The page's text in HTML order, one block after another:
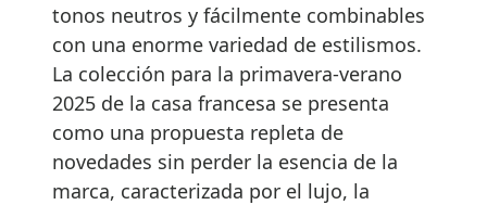
tonos neutros y fácilmente combinables
con una enorme variedad de estilismos.
La colección para la primavera-verano
2025 de la casa francesa se presenta
como una propuesta repleta de
novedades sin perder la esencia de la
marca, caracterizada por el lujo, la